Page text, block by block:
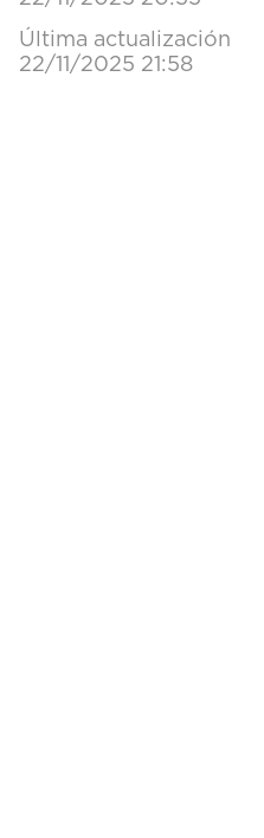
Última actualización
22/11/2025 21:58